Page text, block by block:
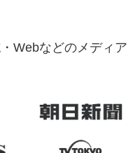
Webなどのメディア